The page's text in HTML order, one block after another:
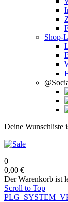
Shop-
Deine Wunschliste
0
0,00 €
Der Warenkorb ist
Scroll to Top